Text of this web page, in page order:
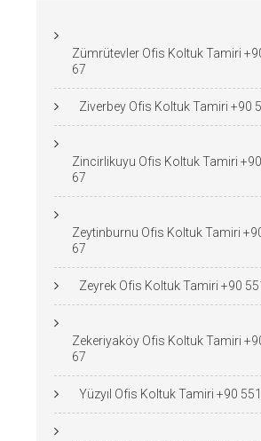
Zümrütevler Ofis Koltuk Tamiri
67
Ziverbey Ofis Koltuk Tamiri +90
Zincirlikuyu Ofis Koltuk Tamiri
67
Zeytinburnu Ofis Koltuk Tamiri
67
Zeyrek Ofis Koltuk Tamiri +90
Zekeriyaköy Ofis Koltuk Tamiri
67
Yüzyıl Ofis Koltuk Tamiri +90